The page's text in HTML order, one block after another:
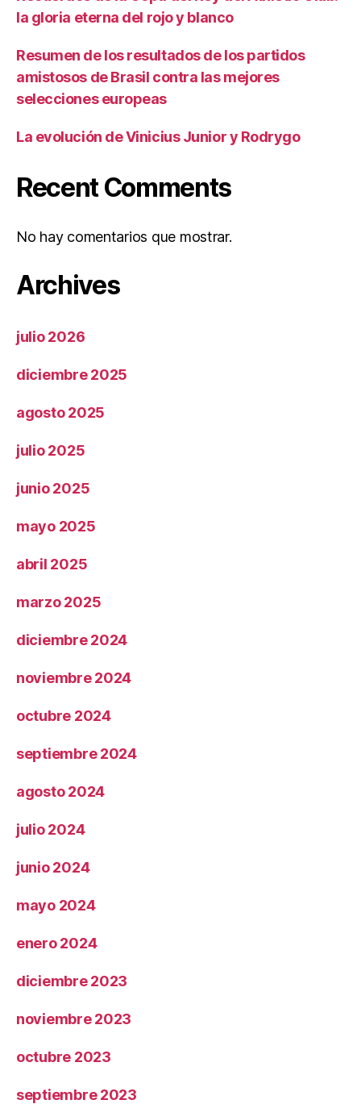
la gloria eterna del rojo y blanco
Resumen de los resultados de los partidos
amistosos de Brasil contra las mejores
selecciones europeas
La evolución de Vinicius Junior y Rodrygo
Recent Comments
No hay comentarios que mostrar.
Archives
julio 2026
diciembre 2025
agosto 2025
julio 2025
junio 2025
mayo 2025
abril 2025
marzo 2025
diciembre 2024
noviembre 2024
octubre 2024
septiembre 2024
agosto 2024
julio 2024
junio 2024
mayo 2024
enero 2024
diciembre 2023
noviembre 2023
octubre 2023
septiembre 2023